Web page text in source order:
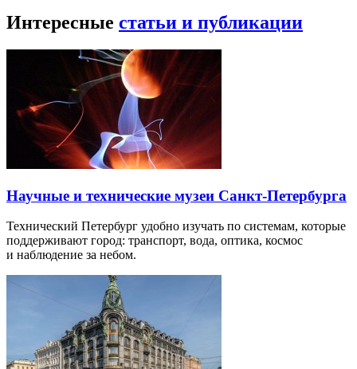
Интересные статьи и публикации
Научные и технические музеи Санкт-Петербурга
Технический Петербург удобно изучать по системам, которые
поддерживают город: транспорт, вода, оптика, космос
и наблюдение за небом.